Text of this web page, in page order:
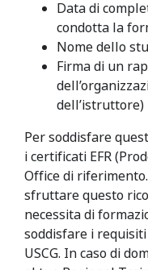
Data di
condotta la
Nome dello
Firma di un
dell’istruttore)
Per soddisfare
i certificati EFR
Office di
sfruttare questo
necessita di
soddisfare i
USCG. In caso di